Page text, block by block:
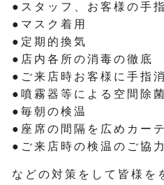
●スタッフ、お客様の手
●マスク着用
●定期的換気
●店内各所の消毒の徹底
●ご来店時お客様に手指
●噴霧器等による空間除菌
●毎朝の検温
●座席の間隔を広めカー
●ご来店時の検温のご協力
などの対策をして皆様を